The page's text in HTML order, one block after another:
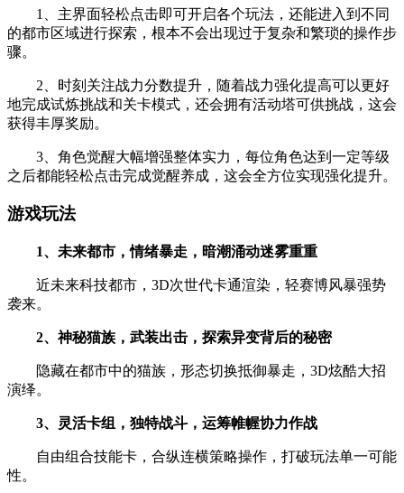
1、主界面轻松点击即可开启各个玩法，还能进入到不同
的都市区域进行探索，根本不会出现过于复杂和繁琐的操作步
骤。
2、时刻关注战力分数提升，随着战力强化提高可以更好
地完成试炼挑战和关卡模式，还会拥有活动塔可供挑战，这会
获得丰厚奖励。
3、角色觉醒大幅增强整体实力，每位角色达到一定等级
之后都能轻松点击完成觉醒养成，这会全方位实现强化提升。
游戏玩法
1、未来都市，情绪暴走，暗潮涌动迷雾重重
近未来科技都市，3D次世代卡通渲染，轻赛博风暴强势
袭来。
2、神秘猫族，武装出击，探索异变背后的秘密
隐藏在都市中的猫族，形态切换抵御暴走，3D炫酷大招
演绎。
3、灵活卡组，独特战斗，运筹帷幄协力作战
自由组合技能卡，合纵连横策略操作，打破玩法单一可能
性。